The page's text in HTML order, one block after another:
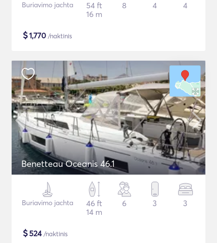
Buriavimo jachta
54 ft
16 m
8 4 4
$1,770 /naktinis
Benetteau Oceanis 46.1
Buriavimo jachta
46 ft
14 m
6 3 3
$524/naktinis